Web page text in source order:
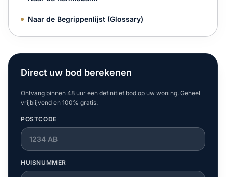
Naar de Begrippenlijst (Glossary)
Direct uw bod berekenen
Ontvang binnen 48 uur een definitief bod op uw woning. Geheel
vrijblijvend en 100% gratis.
POSTCODE
HUISNUMMER